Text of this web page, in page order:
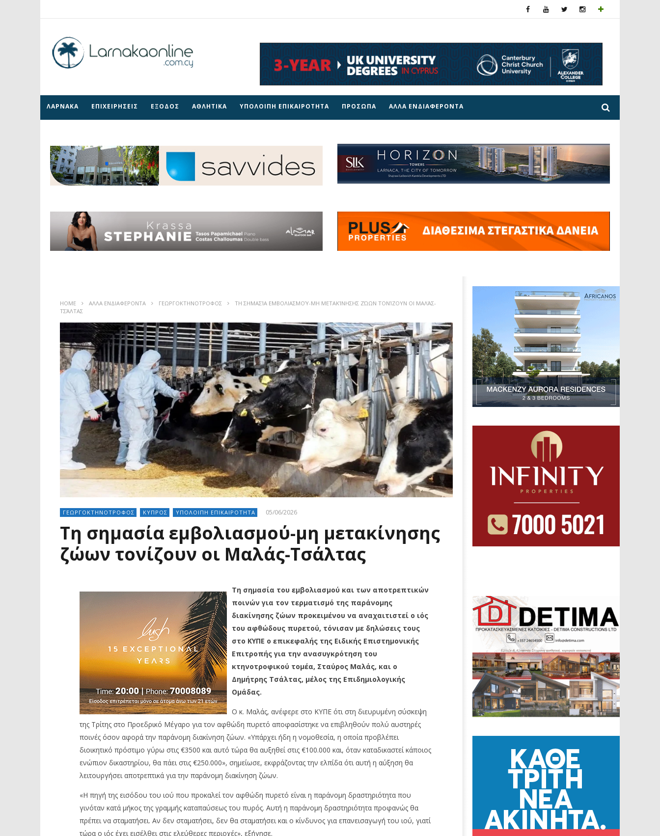
ΛΑΡΝΑΚΑ ΕΠΙΧΕΙΡΗΣΕΙΣ ΕΞΟΔΟΣ ΑΘΛΗΤΙΚΑ ΥΠΟΛΟΙΠΗ ΕΠΙΚΑΙΡΟΤΗΤΑ ΠΡΟΣΩΠΑ ΑΛΛΑ ΕΝΔΙΑΦΕΡΟΝΤΑ
HOME ΑΛΛΑ ΕΝΔΙΑΦΕΡΟΝΤΑ ΓΕΩΡΓΟΚΤΗΝΟΤΡΟΦΟΣ
ΤΗ ΣΗΜΑΣΊΑ ΕΜΒΟΛΙΑΣΜΟΎ-ΜΗ ΜΕΤΑΚΊΝΗΣΗΣ ΖΏΩΝ ΤΟΝΊΖΟΥΝ ΟΙ ΜΑΛΆΣ-
ΤΣΆΛΤΑΣ
ΓΕΩΡΓΟΚΤΗΝΟΤΡΟΦΟΣ ΚΥΠΡΟΣ ΥΠΟΛΟΙΠΗ ΕΠΙΚΑΙΡΟΤΗΤΑ 05/06/2026
Τη σημασία εμβολιασμού-μη μετακίνησης
ζώων τονίζουν οι Μαλάς-Τσάλτας
Τη σημασία του εμβολιασμού και των αποτρεπτικών
ποινών για τον τερματισμό της παράνομης
διακίνησης ζώων προκειμένου να αναχαιτιστεί ο ιός
του αφθώδους πυρετού, τόνισαν με δηλώσεις τους
στο ΚΥΠΕ ο επικεφαλής της Ειδικής Επιστημονικής
Επιτροπής για την ανασυγκρότηση του
κτηνοτροφικού τομέα, Σταύρος Μαλάς, και ο
Δημήτρης Τσάλτας, μέλος της Επιδημιολογικής
Ομάδας.
Ο κ. Μαλάς, ανέφερε στο ΚΥΠΕ ότι στη διευρυμένη σύσκεψη
της Τρίτης στο Προεδρικό Μέγαρο για τον αφθώδη πυρετό αποφασίστηκε να επιβληθούν πολύ αυστηρές
ποινές όσον αφορά την παράνομη διακίνηση ζώων. «Υπάρχει ήδη η νομοθεσία, η οποία προβλέπει
διοικητικό πρόστιμο γύρω στις €3500 και αυτό τώρα θα αυξηθεί στις €100.000 και, όταν καταδικαστεί κάποιος
ενώπιον δικαστηρίου, θα πάει στις €250.000», σημείωσε, εκφράζοντας την ελπίδα ότι αυτή η αύξηση θα
λειτουργήσει αποτρεπτικά για την παράνομη διακίνηση ζώων.
«Η πηγή της εισόδου του ιού που προκαλεί τον αφθώδη πυρετό είναι η παράνομη δραστηριότητα που
γινόταν κατά μήκος της γραμμής καταπαύσεως του πυρός. Αυτή η παράνομη δραστηριότητα προφανώς θα
πρέπει να σταματήσει. Αν δεν σταματήσει, δεν θα σταματήσει και ο κίνδυνος για επανεισαγωγή του ιού, γιατί
τώρα ο ιός έχει εισέλθει στις ελεύθερες περιοχές», εξήγησε.